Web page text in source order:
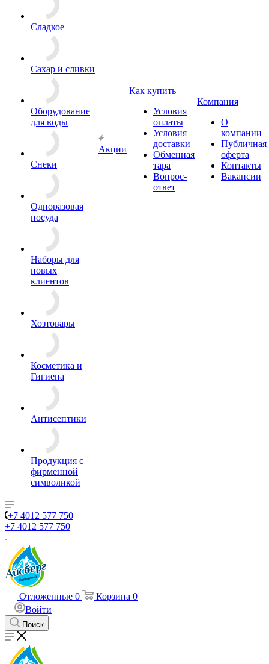
Сладкое
Сахар и сливки
Оборудование
для воды
Снеки
Одноразовая
посуда
Наборы для
новых
клиентов
Хозтовары
Косметика и
Гигиена
Антисептики
Продукция с
фирменной
символикой
Акции
Как купить
Условия
оплаты
Условия
доставки
Обменная
тара
Вопрос-
ответ
Компания
О
компании
Публичная
оферта
Контакты
Вакансии
+7 4012 577 750
+7 4012 577 750
Отложенные 0 Корзина 0
Войти
Поиск